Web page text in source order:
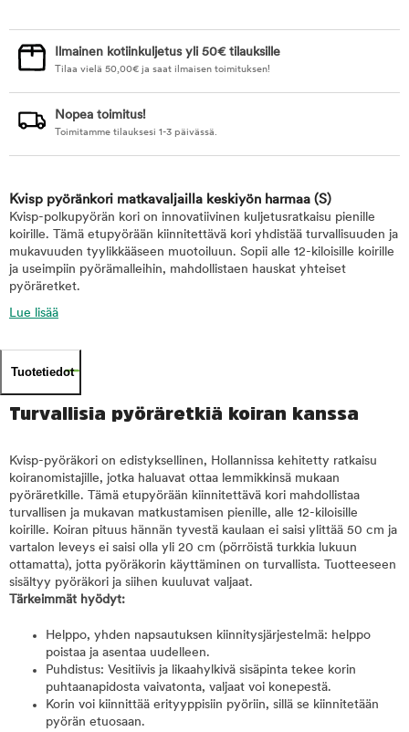
Ilmainen kotiinkuljetus yli 50€ tilauksille
Tilaa vielä 50,00€ ja saat ilmaisen toimituksen!
Nopea toimitus!
Toimitamme tilauksesi 1-3 päivässä.
Kvisp pyöränkori matkavaljailla keskiyön harmaa (S)
Kvisp-polkupyörän kori on innovatiivinen kuljetusratkaisu pienille
koirille. Tämä etupyörään kiinnitettävä kori yhdistää turvallisuuden ja
mukavuuden tyylikkääseen muotoiluun. Sopii alle 12-kiloisille koirille
ja useimpiin pyörämalleihin, mahdollistaen hauskat yhteiset
pyöräretket.
Lue lisää
Tuotetiedot
Turvallisia pyöräretkiä koiran kanssa
Kvisp-pyöräkori on edistyksellinen, Hollannissa kehitetty ratkaisu
koiranomistajille, jotka haluavat ottaa lemmikkinsä mukaan
pyöräretkille. Tämä etupyörään kiinnitettävä kori mahdollistaa
turvallisen ja mukavan matkustamisen pienille, alle 12-kiloisille
koirille. Koiran pituus hännän tyvestä kaulaan ei saisi ylittää 50 cm ja
vartalon leveys ei saisi olla yli 20 cm (pörröistä turkkia lukuun
ottamatta), jotta pyöräkorin käyttäminen on turvallista. Tuotteeseen
sisältyy pyöräkori ja siihen kuuluvat valjaat.
Tärkeimmät hyödyt:
Helppo, yhden napsautuksen kiinnitysjärjestelmä: helppo
poistaa ja asentaa uudelleen.
Puhdistus: Vesitiivis ja likaahylkivä sisäpinta tekee korin
puhtaanapidosta vaivatonta, valjaat voi konepestä.
Korin voi kiinnittää erityyppisiin pyöriin, sillä se kiinnitetään
pyörän etuosaan.